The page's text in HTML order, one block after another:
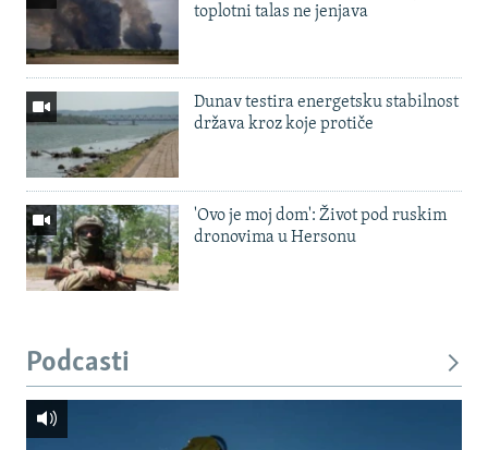
toplotni talas ne jenjava
Dunav testira energetsku stabilnost
država kroz koje protiče
'Ovo je moj dom': Život pod ruskim
dronovima u Hersonu
Podcasti